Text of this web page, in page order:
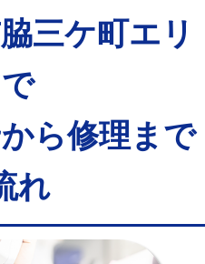
三ケ町エリ
ら修理まで
れ